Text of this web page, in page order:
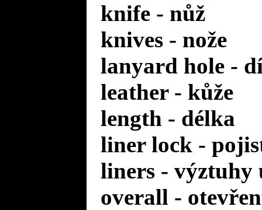
knife - nůž
knives - nože
lanyard hole -
leather - kůže
length - délka
liner lock -
liners -
overall -